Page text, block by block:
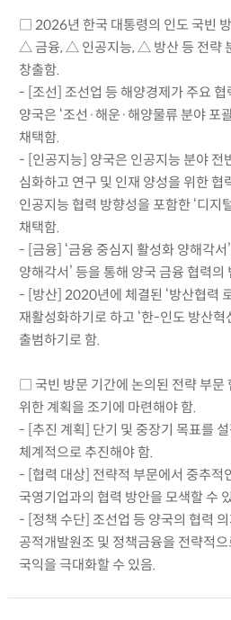
□ 2026년 한국 대통령의 인도 국빈
△ 금융, △ 인공지능, △ 방산 등 전략
창출함.
- [조선] 조선업 등 해양경제가 주요 협
양국은 ‘조선·해운·해양물류 분야 포
채택함.
- [인공지능] 양국은 인공지능 분야 전
심화하고 연구 및 인재 양성을 위한 협
인공지능 협력 방향성을 포함한 ‘디지
채택함.
- [금융] ‘금융 중심지 활성화 양해각서
양해각서’ 등을 통해 양국 금융 협력의
- [방산] 2020년에 체결된 ‘방산협력
재활성화하기로 하고 ‘한-인도 방산
출범하기로 함.
□ 국빈 방문 기간에 논의된 전략 부문
위한 계획을 조기에 마련해야 함.
- [추진 계획] 단기 및 중장기 목표를
체계적으로 추진해야 함.
- [협력 대상] 전략적 부문에서 중추적
국영기업과의 협력 방안을 모색할 수
- [정책 수단] 조선업 등 양국의 협력
공적개발원조 및 정책금융을 전략적
국익을 극대화할 수 있음.